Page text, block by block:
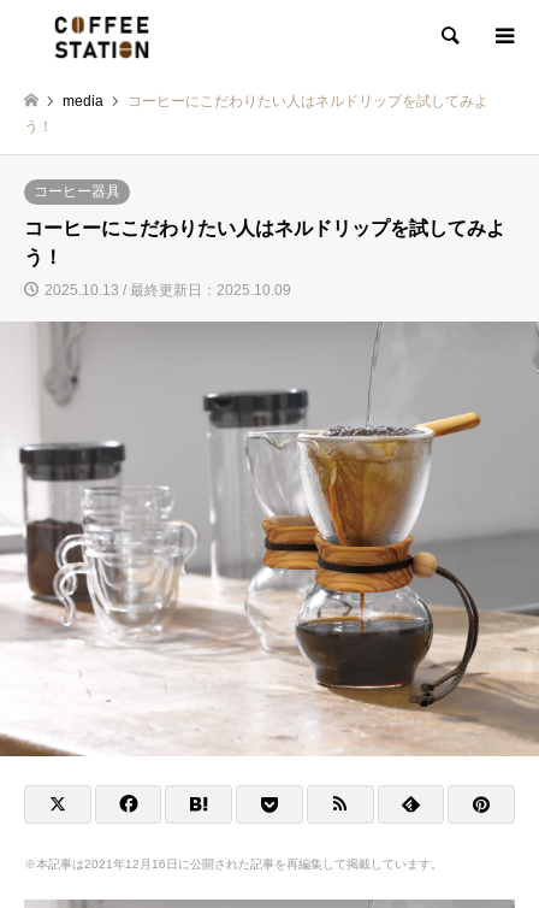
検索
media
コーヒーにこだわりたい人はネルドリップを試してみよ
う！
コーヒー器具
コーヒーにこだわりたい人はネルドリップを試してみよ
う！
2025.10.13 / 最終更新日：2025.10.09
※本記事は2021年12月16日に公開された記事を再編集して掲載しています。